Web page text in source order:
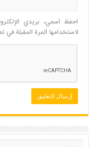
احفظ اسمي، بريدي
لاستخدامها المرة المقبلة في